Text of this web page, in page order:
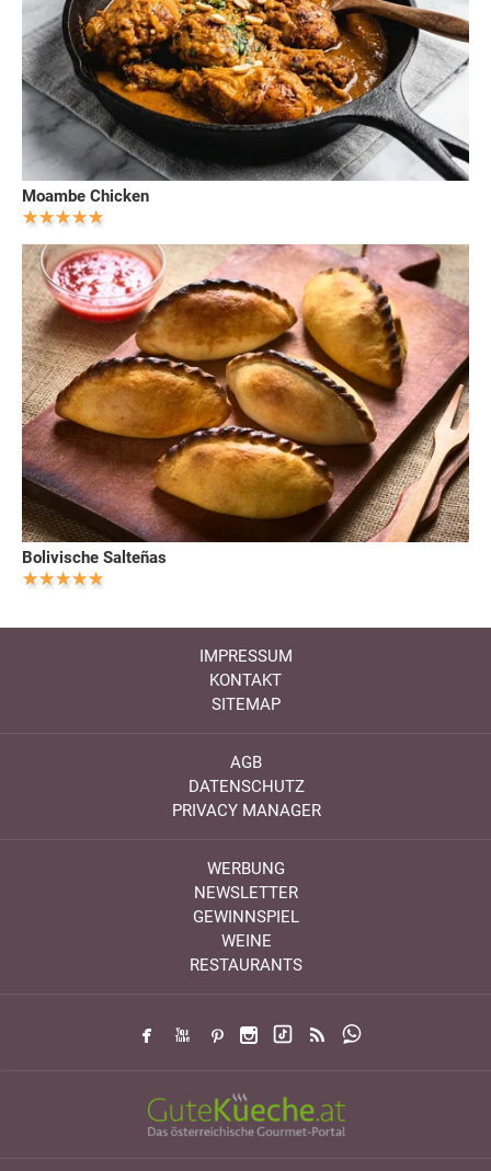
Moambe Chicken
Bolivische Salteñas
IMPRESSUM
KONTAKT
SITEMAP
AGB
DATENSCHUTZ
PRIVACY MANAGER
WERBUNG
NEWSLETTER
GEWINNSPIEL
WEINE
RESTAURANTS